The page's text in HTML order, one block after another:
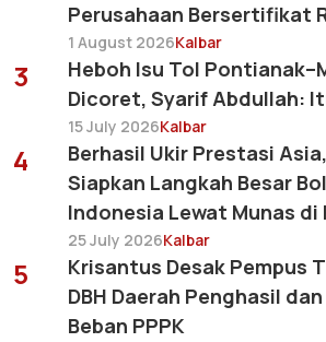
Perusahaan Bersertifikat
1 August 2026Kalbar
3
Heboh Isu Tol
Dicoret, Syarif Abdullah:
15 July 2026Kalbar
4
Berhasil Ukir Prestasi
Siapkan Langkah Besar
Indonesia Lewat Munas
25 July 2026Kalbar
5
Krisantus Desak Pempus
DBH Daerah Penghasil
Beban PPPK